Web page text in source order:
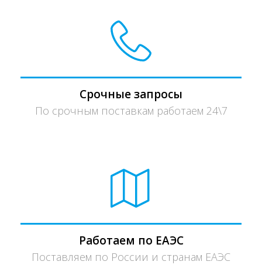
Срочные запросы
По срочным поставкам работаем 24\7
Работаем по ЕАЭС
Поставляем по России и странам ЕАЭС